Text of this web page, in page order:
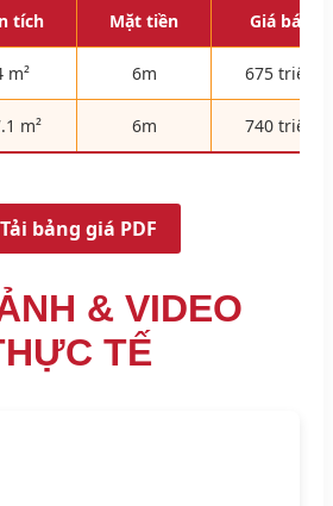
tích Mặt tiền Giá bán
m² 6m 675 triệu
m² 6m 740 triệu
bảng giá PDF
& VIDEO
TẾ